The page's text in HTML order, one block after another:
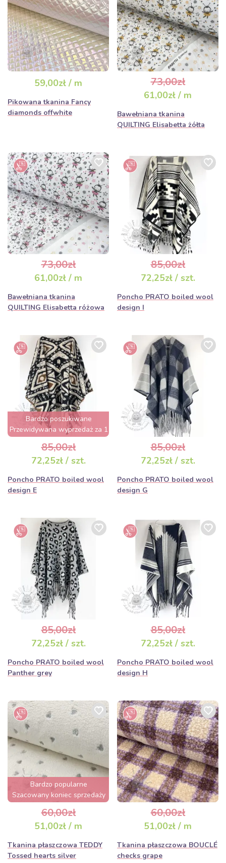
59,00zł / m
Pikowana tkanina Fancy
diamonds offwhite
73,00zł
61,00zł / m
Bawełniana tkanina
QUILTING Elisabetta żółta
73,00zł
61,00zł / m
Bawełniana tkanina
QUILTING Elisabetta różowa
85,00zł
72,25zł / szt.
Poncho PRATO boiled wool
design I
Bardzo poszukiwane
Przewidywana wyprzedaż za 1
dzień
85,00zł
72,25zł / szt.
Poncho PRATO boiled wool
design E
85,00zł
72,25zł / szt.
Poncho PRATO boiled wool
design G
85,00zł
72,25zł / szt.
Poncho PRATO boiled wool
Panther grey
85,00zł
72,25zł / szt.
Poncho PRATO boiled wool
design H
Bardzo popularne
Szacowany koniec sprzedaży
za 2 dni
60,00zł
51,00zł / m
Tkanina płaszczowa TEDDY
Tossed hearts silver
60,00zł
51,00zł / m
Tkanina płaszczowa BOUCLÉ
checks grape